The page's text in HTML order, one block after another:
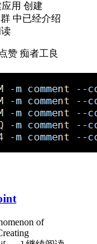
应用 创建
中已经介绍
赞 痴者工良
of